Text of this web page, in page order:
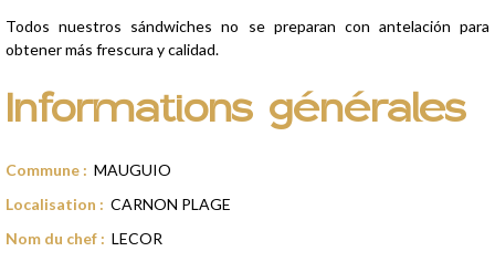
Todos nuestros sándwiches no se preparan con antelación para
obtener más frescura y calidad.
Informations générales
Commune : MAUGUIO
Localisation : CARNON PLAGE
Nom du chef : LECOR